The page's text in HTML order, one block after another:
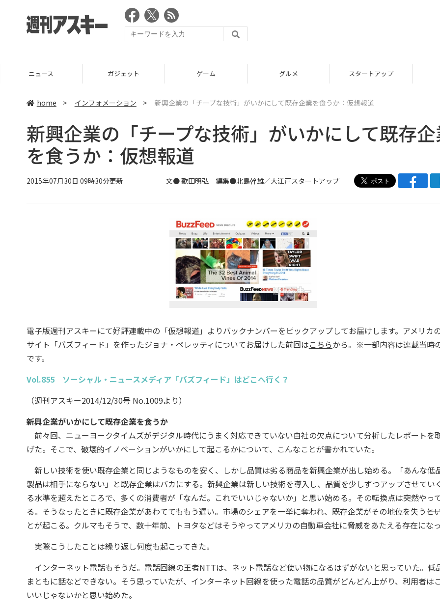
ニュース ガジェット ゲーム グルメ スタートアップ
home > インフォメーション > 新興企業の「チープな技術」がいかにして既存企業を食うか：仮想報道
新興企業の「チープな技術」がいかにして既存
を食うか：仮想報道
2015年07月30日 09時30分更新 文● 歌田明弘 編集●北島幹雄／大江戸スタートアップ
電子版週刊アスキーにて好評連載中の「仮想報道」よりバックナンバーをピックアップしてお届けします。アメリカ
サイト「バズフィード」を作ったジョナ・ペレッティについてお届けした前回はこちらから。※一部内容は連載当時
です。
Vol.855 ソーシャル・ニュースメディア「バズフィード」はどこへ行く？
（週刊アスキー2014/12/30号 No.1009より）
新興企業がいかにして既存企業を食うか
前々回、ニューヨークタイムズがデジタル時代にうまく対応できていない自社の欠点について分析したレポートを
げた。そこで、破壊的イノベーションがいかにして起こるかについて、こんなことが書かれていた。
新しい技術を使い既存企業と同じようなものを安く、しかし品質は劣る商品を新興企業が出し始める。「あんな低
製品は相手にならない」と既存企業はバカにする。新興企業は新しい技術を導入し、品質を少しずつアップさせてい
る水準を超えたところで、多くの消費者が「なんだ。これでいいじゃないか」と思い始める。その転換点は突然やっ
る。そうなったときに既存企業があわててももう遅い。市場のシェアを一挙に奪われ、既存企業がその地位を失う――と
とが起こる。クルマもそうで、数十年前、トヨタなどはそうやってアメリカの自動車会社に脅威をあたえる存在になっ
実際こうしたことは繰り返し何度も起こってきた。
インターネット電話もそうだ。電話回線の王者NTTは、ネット電話など使い物になるはずがないと思っていた。低
まともに話などできない。そう思っていたが、インターネット回線を使った電話の品質がどんどん上がり、利用者は
いいじゃないかと思い始めた。